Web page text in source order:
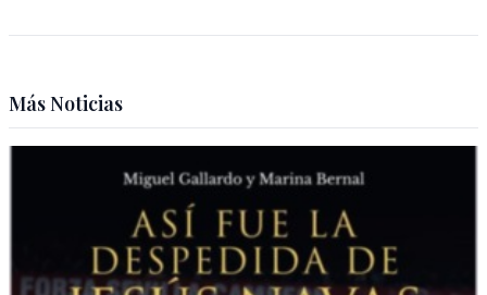
Más Noticias